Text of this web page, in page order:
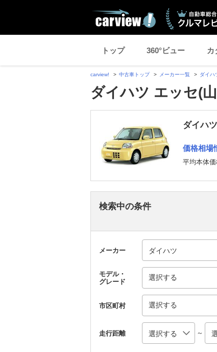
トップ 360°ビュー カ
carview! 中古車トップ メーカー一覧 ダイハ
ダイハツ エッセ(
ダイハ
価格相場
平均本体価
検索中の条件
メーカー
モデル・
グレード
選択する
市区町村 選択する
走行距離 ～